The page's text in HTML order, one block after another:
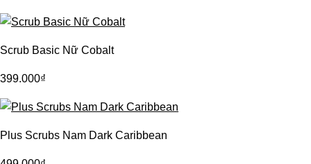
Scrub Basic Nữ Cobalt
399.000₫
Plus Scrubs Nam Dark Caribbean